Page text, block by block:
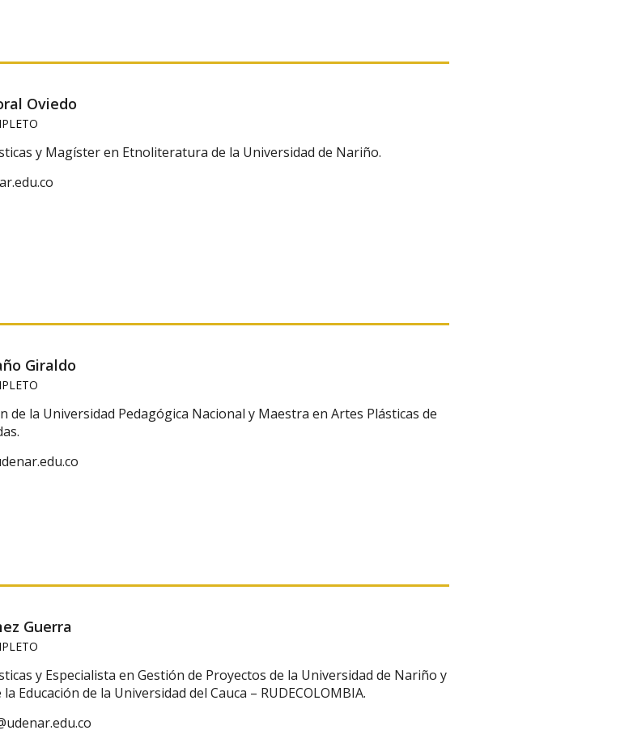
Oviedo
y Magíster en Etnoliteratura de la Universidad de Nariño.
Giraldo
de la Universidad Pedagógica Nacional y Maestra en Artes Plásticas de
Guerra
y Especialista en Gestión de Proyectos de la Universidad de Nariño y
Educación de la Universidad del Cauca – RUDECOLOMBIA.